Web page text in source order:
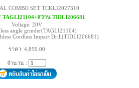
COMBO SET TCKLI2027310
TAGLI21104+สว่าน TIDLI206681
Voltage: 20V
angle grinder(TAGLI21104)
Cordless Impact Drill(TIDLI206681)
ราคา: 4,850.00
จำนวน :